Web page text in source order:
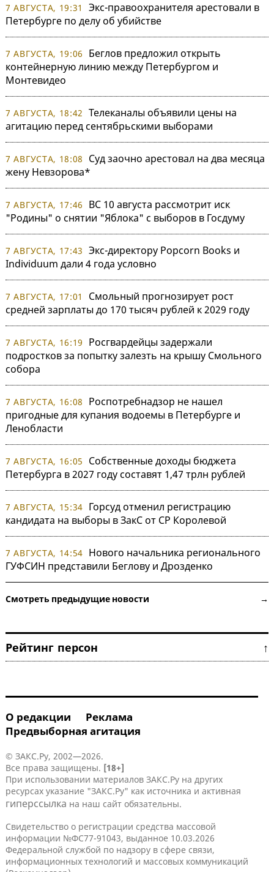
7 АВГУСТА, 19:31
Экс-правоохранителя арестовали в
Петербурге по делу об убийстве
7 АВГУСТА, 19:06
Беглов предложил открыть
контейнерную линию между Петербургом и
Монтевидео
7 АВГУСТА, 18:42 Телеканалы объявили цены на
агитацию перед сентябрьскими выборами
7 АВГУСТА, 18:08
Суд заочно арестовал на два месяца
жену Невзорова*
7 АВГУСТА, 17:46
ВС 10 августа рассмотрит иск
"Родины" о снятии "Яблока" с выборов в Госдуму
7 АВГУСТА, 17:43 Экс-директору Popcorn Books и
Individuum дали 4 года условно
7 АВГУСТА, 17:01
Смольный прогнозирует рост
средней зарплаты до 170 тысяч рублей к 2029 году
7 АВГУСТА, 16:19
Росгвардейцы задержали
подростков за попытку залезть на крышу Смольного
собора
7 АВГУСТА, 16:08
Роспотребнадзор не нашел
пригодные для купания водоемы в Петербурге и
Ленобласти
7 АВГУСТА, 16:05
Собственные доходы бюджета
Петербурга в 2027 году составят 1,47 трлн рублей
7 АВГУСТА, 15:34 Горсуд отменил регистрацию
кандидата на выборы в ЗакС от СР Королевой
7 АВГУСТА, 14:54 Нового начальника регионального
ГУФСИН представили Беглову и Дрозденко
Смотреть предыдущие новости →
Рейтинг персон ↑
О редакции
Реклама
Предвыборная агитация
© ЗАКС.Ру, 2002—2026.
Все права защищены. [18+]
При использовании материалов ЗАКС.Ру на других
ресурсах указание "ЗАКС.Ру" как источника и активная
гиперссылка на наш сайт обязательны.
Свидетельство о регистрации средства массовой
информации №ФС77-91043, выданное 10.03.2026
Федеральной службой по надзору в сфере связи,
информационных технологий и массовых коммуникаций